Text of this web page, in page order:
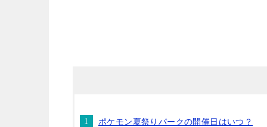
ポケモン夏祭りパークの開催日はいつ？